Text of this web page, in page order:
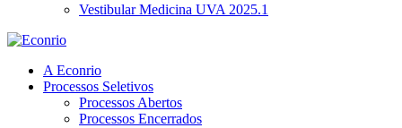
Vestibular Medicina UVA 2025.1
A Econrio
Processos Seletivos
Processos Abertos
Processos Encerrados